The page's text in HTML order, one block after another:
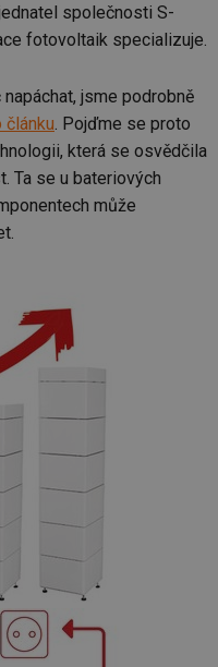
společnosti S-
fotovoltaik specializuje.
jsme podrobně
článku . Pojďme se proto
která se osvědčila
Ta se u bateriových
může